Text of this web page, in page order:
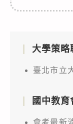
大學策略
臺北市立
國中教育
會考最新